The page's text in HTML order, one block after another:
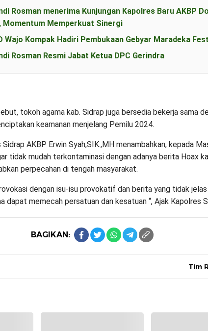
Rosman menerima Kunjungan Kapolres Baru AKBP
Momentum Memperkuat Sinergi
Wajo Kompak Hadiri Pembukaan Gebyar Maradeka
Rosman Resmi Jabat Ketua DPC Gerindra
tokoh agama kab. Sidrap juga bersedia bekerja sama
keamanan menjelang Pemilu 2024.
AKBP Erwin Syah,SIK.,MH menambahkan, kepada
tidak mudah terkontaminasi dengan adanya berita Hoax
perpecahan di tengah masyarakat.
dengan isu-isu provokatif dan berita yang tidak jelas
dapat memecah persatuan dan kesatuan “, Ajak Kapolres
BAGIKAN:
Tim